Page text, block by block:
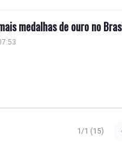
medalhas de ouro no
1/1 (15)